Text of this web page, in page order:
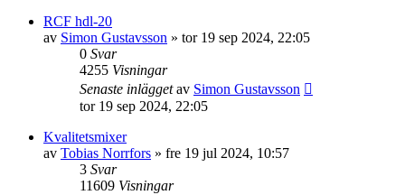
RCF hdl-20
av Simon Gustavsson » tor 19 sep 2024, 22:05
0 Svar
4255 Visningar
Senaste inläggetav Simon Gustavsson
tor 19 sep 2024, 22:05
Kvalitetsmixer
av Tobias Norrfors » fre 19 jul 2024, 10:57
3 Svar
11609 Visningar